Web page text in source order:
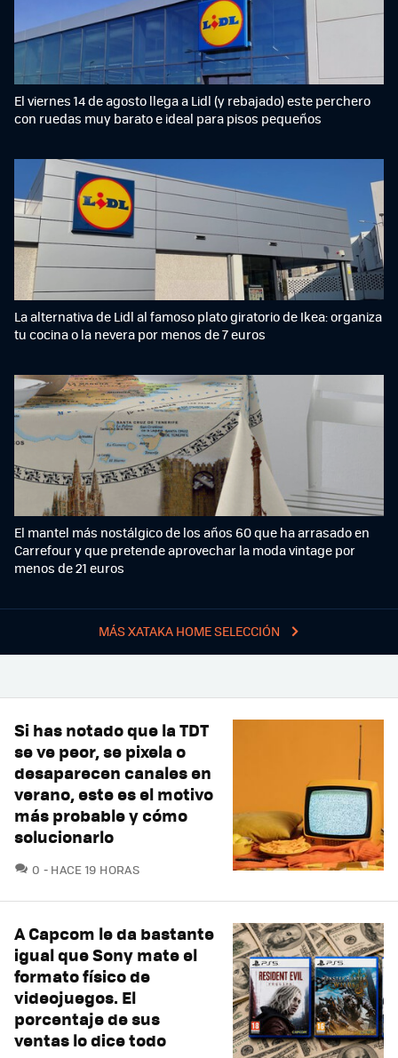
MÁS XATAKA HOME SELECCIÓN
El viernes 14 de agosto llega a Lidl (y rebajado) este perchero
con ruedas muy barato e ideal para pisos pequeños
La alternativa de Lidl al famoso plato giratorio de Ikea: organiza
tu cocina o la nevera por menos de 7 euros
El mantel más nostálgico de los años 60 que ha arrasado en
Carrefour y que pretende aprovechar la moda vintage por
menos de 21 euros
Si has notado que la TDT
se ve peor, se pixela o
desaparecen canales en
verano, este es el motivo
más probable y cómo
solucionarlo
0 COMENTARIOS
HACE 19 HORAS
A Capcom le da bastante
igual que Sony mate el
formato físico de
videojuegos. El
porcentaje de sus
ventas lo dice todo